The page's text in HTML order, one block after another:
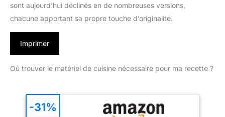
sont aujourd’hui déclinés en de nombreuses versions,
chacune apportant sa propre touche d’originalité.
Imprimer
Où trouver le matériel de cuisine nécessaire pour ma recette ?
-31%